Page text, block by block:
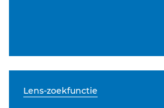
Lens-zoekfunctie